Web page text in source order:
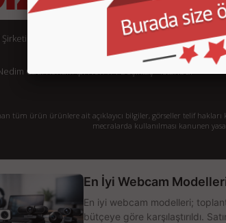
Cad. Konak Ap. No:77/1 Beşiktaş - İstanbul
tüm ürün ürünlere ait açıklayıcı bilgiler, görseller telif
mecralarda kullanılması kanunen
En İyi Webcam
En iyi webcam modelleri;
bütçeye göre karşılaştırıldı.